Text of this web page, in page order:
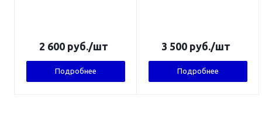
2 600 руб./шт
Подробнее
3 500 руб./шт
Подробнее